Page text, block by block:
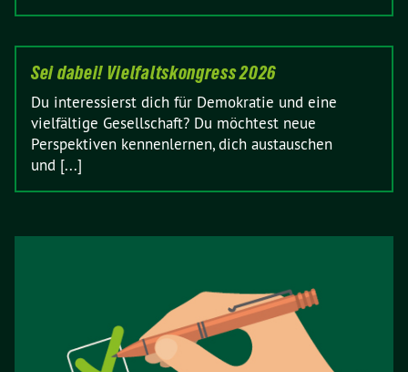
Sei dabei! Vielfaltskongress 2026
Du interessierst dich für Demokratie und eine
vielfältige Gesellschaft? Du möchtest neue
Perspektiven kennenlernen, dich austauschen
und [...]